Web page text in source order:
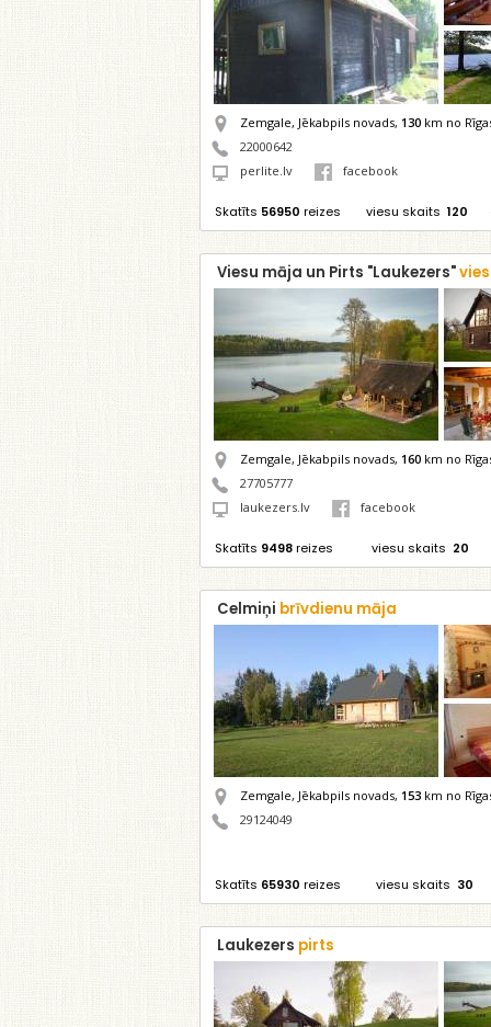
Zemgale, Jēkabpils novads, 130 km no
22000642
perlite.lv
facebook
Skatīts 56950 reizes viesu skaits 120
Viesu māja un Pirts "Laukezers"
Zemgale, Jēkabpils novads, 160 km no
27705777
laukezers.lv
facebook
Skatīts 9498reizes viesu skaits 20
Celmiņi brīvdienu māja
Zemgale, Jēkabpils novads, 153 km no
29124049
Skatīts 65930 reizes viesu skaits 30
Laukezers pirts